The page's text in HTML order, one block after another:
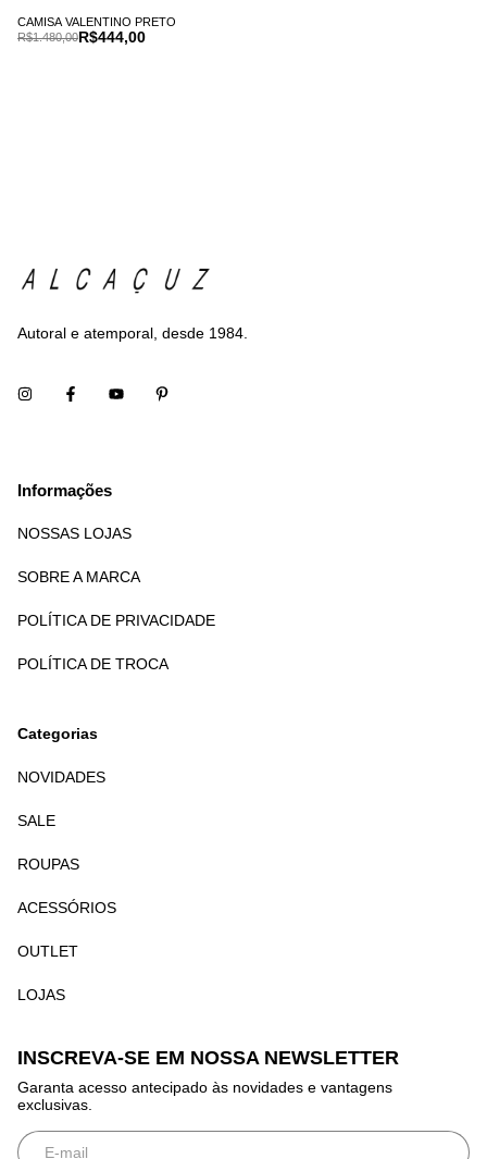
CAMISA VALENTINO PRETO
R$444,00
R$1.480,00
Autoral e atemporal, desde 1984.
Informações
NOSSAS LOJAS
SOBRE A MARCA
POLÍTICA DE PRIVACIDADE
POLÍTICA DE TROCA
Categorias
NOVIDADES
SALE
ROUPAS
ACESSÓRIOS
OUTLET
LOJAS
INSCREVA-SE EM NOSSA NEWSLETTER
Garanta acesso antecipado às novidades e vantagens
exclusivas.